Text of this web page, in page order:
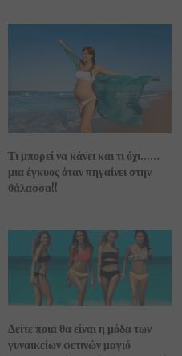
Τι μπορεί να κάνει και τι όχι……
μια έγκυος όταν πηγαίνει στην
θάλασσα!!
Δείτε ποια θα είναι η μόδα των
γυναικείων φετινών μαγιό